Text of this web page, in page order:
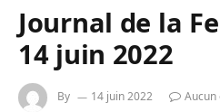
Journal de la
14 juin 2022
By 14 juin 2022